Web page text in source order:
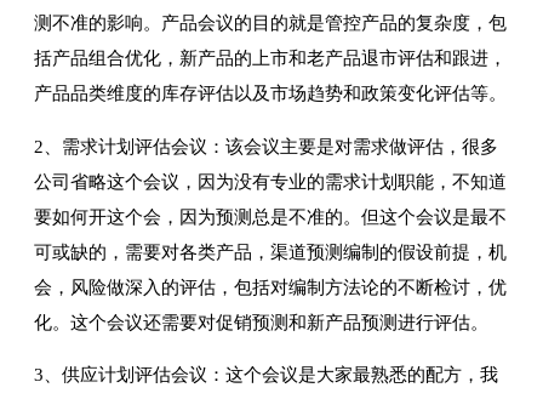
测不准的影响。产品会议的目的就是管控产品的复杂度，包
括产品组合优化，新产品的上市和老产品退市评估和跟进，
产品品类维度的库存评估以及市场趋势和政策变化评估等。
2、需求计划评估会议：该会议主要是对需求做评估，很多
公司省略这个会议，因为没有专业的需求计划职能，不知道
要如何开这个会，因为预测总是不准的。但这个会议是最不
可或缺的，需要对各类产品，渠道预测编制的假设前提，机
会，风险做深入的评估，包括对编制方法论的不断检讨，优
化。这个会议还需要对促销预测和新产品预测进行评估。
3、供应计划评估会议：这个会议是大家最熟悉的配方，我